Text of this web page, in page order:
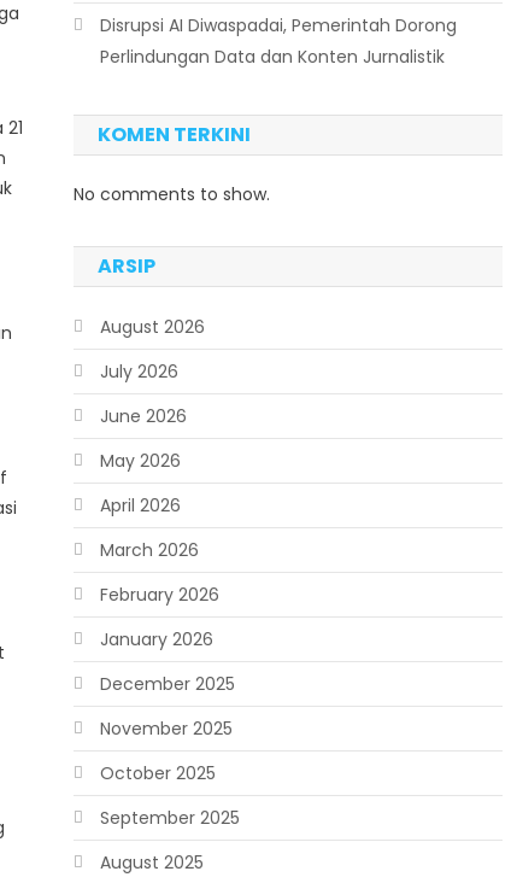
Disrupsi AI Diwaspadai, Pemerintah Dorong
Perlindungan Data dan Konten Jurnalistik
KOMEN TERKINI
No comments to show.
ARSIP
August 2026
July 2026
June 2026
May 2026
April 2026
March 2026
February 2026
January 2026
December 2025
November 2025
October 2025
September 2025
August 2025